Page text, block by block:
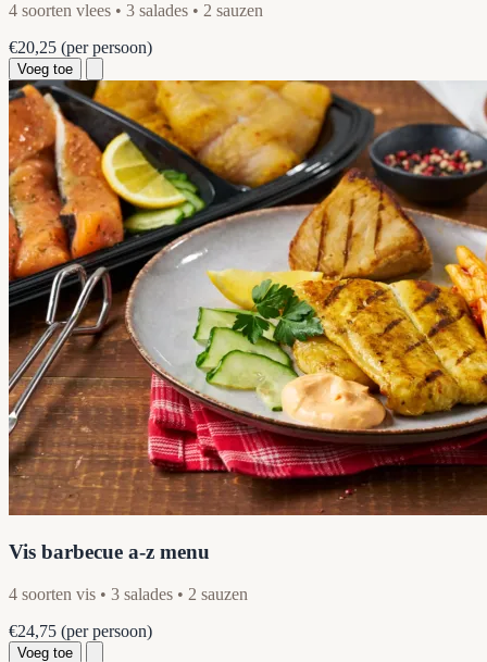
4 soorten vlees • 3 salades • 2 sauzen
€20,25 (per persoon)
Voeg toe
Vis barbecue a-z menu
4 soorten vis • 3 salades • 2 sauzen
€24,75 (per persoon)
Voeg toe